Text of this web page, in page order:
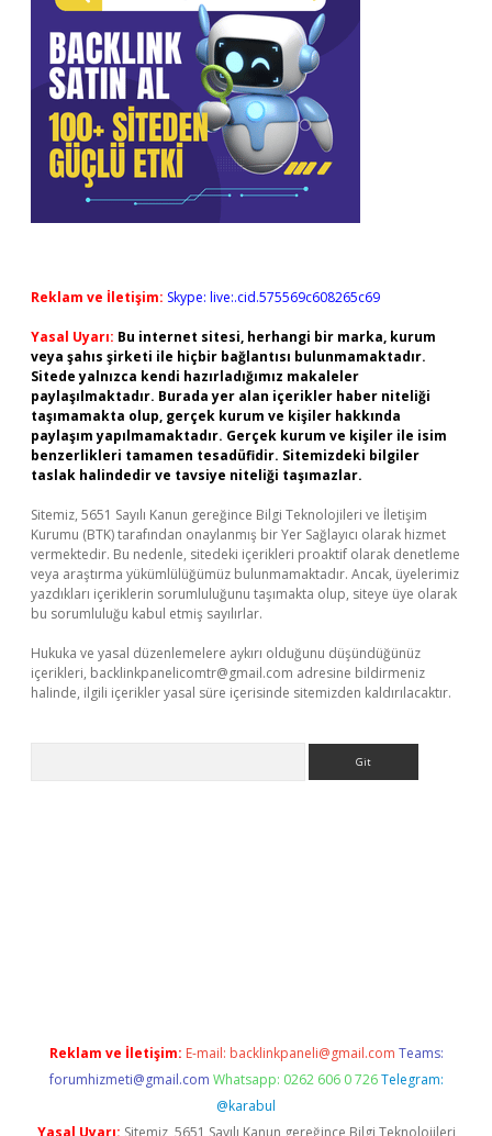
Reklam ve İletişim: Skype: live:.cid.575569c608265c69
Yasal Uyarı: Bu internet sitesi, herhangi bir marka, kurum
veya şahıs şirketi ile hiçbir bağlantısı bulunmamaktadır.
Sitede yalnızca kendi hazırladığımız makaleler
paylaşılmaktadır. Burada yer alan içerikler haber niteliği
taşımamakta olup, gerçek kurum ve kişiler hakkında
paylaşım yapılmamaktadır. Gerçek kurum ve kişiler ile isim
benzerlikleri tamamen tesadüfidir. Sitemizdeki bilgiler
taslak halindedir ve tavsiye niteliği taşımazlar.
Sitemiz, 5651 Sayılı Kanun gereğince Bilgi Teknolojileri ve İletişim
Kurumu (BTK) tarafından onaylanmış bir Yer Sağlayıcı olarak hizmet
vermektedir. Bu nedenle, sitedeki içerikleri proaktif olarak denetleme
veya araştırma yükümlülüğümüz bulunmamaktadır. Ancak, üyelerimiz
yazdıkları içeriklerin sorumluluğunu taşımakta olup, siteye üye olarak
bu sorumluluğu kabul etmiş sayılırlar.
Hukuka ve yasal düzenlemelere aykırı olduğunu düşündüğünüz
içerikleri, backlinkpanelicomtr@gmail.com adresine bildirmeniz
halinde, ilgili içerikler yasal süre içerisinde sitemizden kaldırılacaktır.
Reklam ve İletişim: E-mail: backlinkpaneli@gmail.com Teams:
forumhizmeti@gmail.com Whatsapp: 0262 606 0 726 Telegram:
@karabul
Yasal Uyarı: Sitemiz, 5651 Sayılı Kanun gereğince Bilgi Teknolojileri